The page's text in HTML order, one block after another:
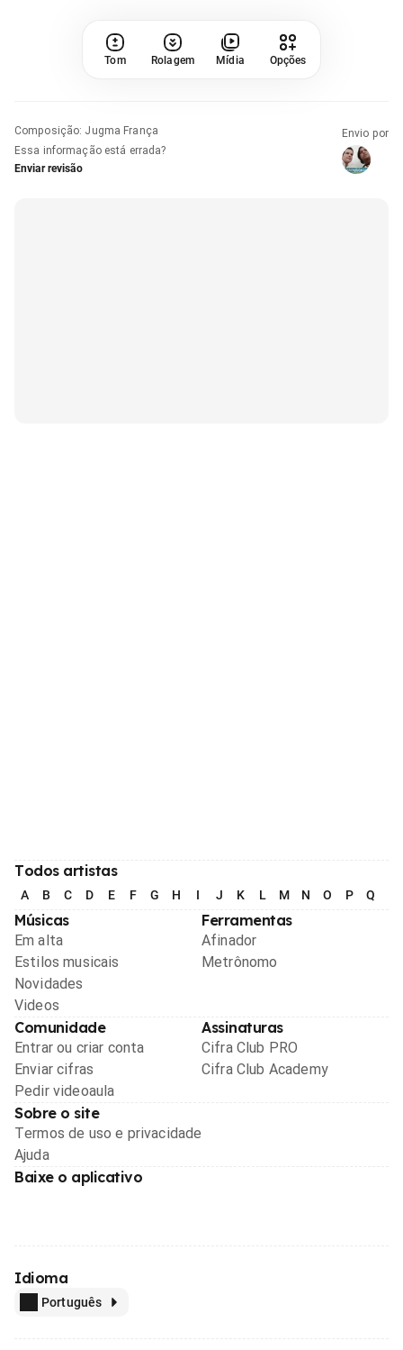
Tom Rolagem Mídia Opções
Composição: Jugma França
Essa informação está errada?
Enviar revisão
Envio por
Todos artistas
A B C D E F G H I J K L M N O P Q
Músicas
Em alta
Estilos musicais
Novidades
Videos
Ferramentas
Afinador
Metrônomo
Comunidade
Entrar ou criar conta
Enviar cifras
Pedir videoaula
Assinaturas
Cifra Club PRO
Cifra Club Academy
Sobre o site
Termos de uso e privacidade
Ajuda
Baixe o aplicativo
Idioma
Português